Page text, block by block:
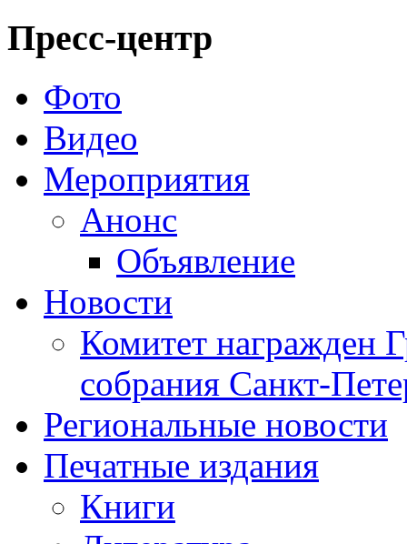
Пресс-центр
Фото
Видео
Мероприятия
Анонс
Объявление
Новости
Комитет награжден
собрания Санкт-
Региональные новости
Печатные издания
Книги